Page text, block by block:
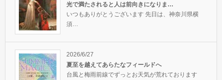
光で満たされると人は前向きになりま…
いつもありがとうございます 先日は、神奈川県横
須…
2026/6/27
夏至を越えてあらたなフィールドへ
台風と梅雨前線でずっとお天気が荒れております